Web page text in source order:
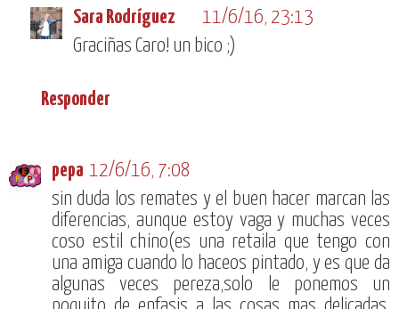
Sara Rodríguez
11/6/16, 23:13
Graciñas Caro! un bico ;)
Responder
pepa 12/6/16, 7:08
sin duda los remates y el buen hacer marcan las
diferencias, aunque estoy vaga y muchas veces
coso estil chino(es una retaila que tengo con
una amiga cuando lo haceos pintado, y es que da
algunas veces pereza,solo le ponemos un